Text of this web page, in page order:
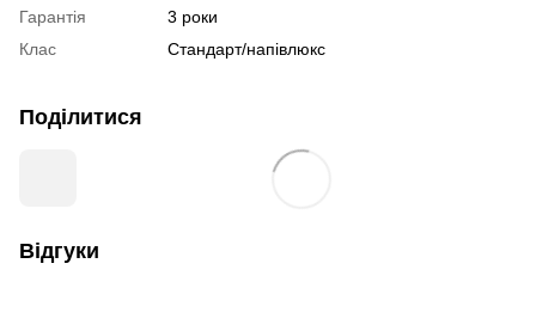
Гарантія
3 роки
Клас
Стандарт/напівлюкс
Поділитися
Відгуки